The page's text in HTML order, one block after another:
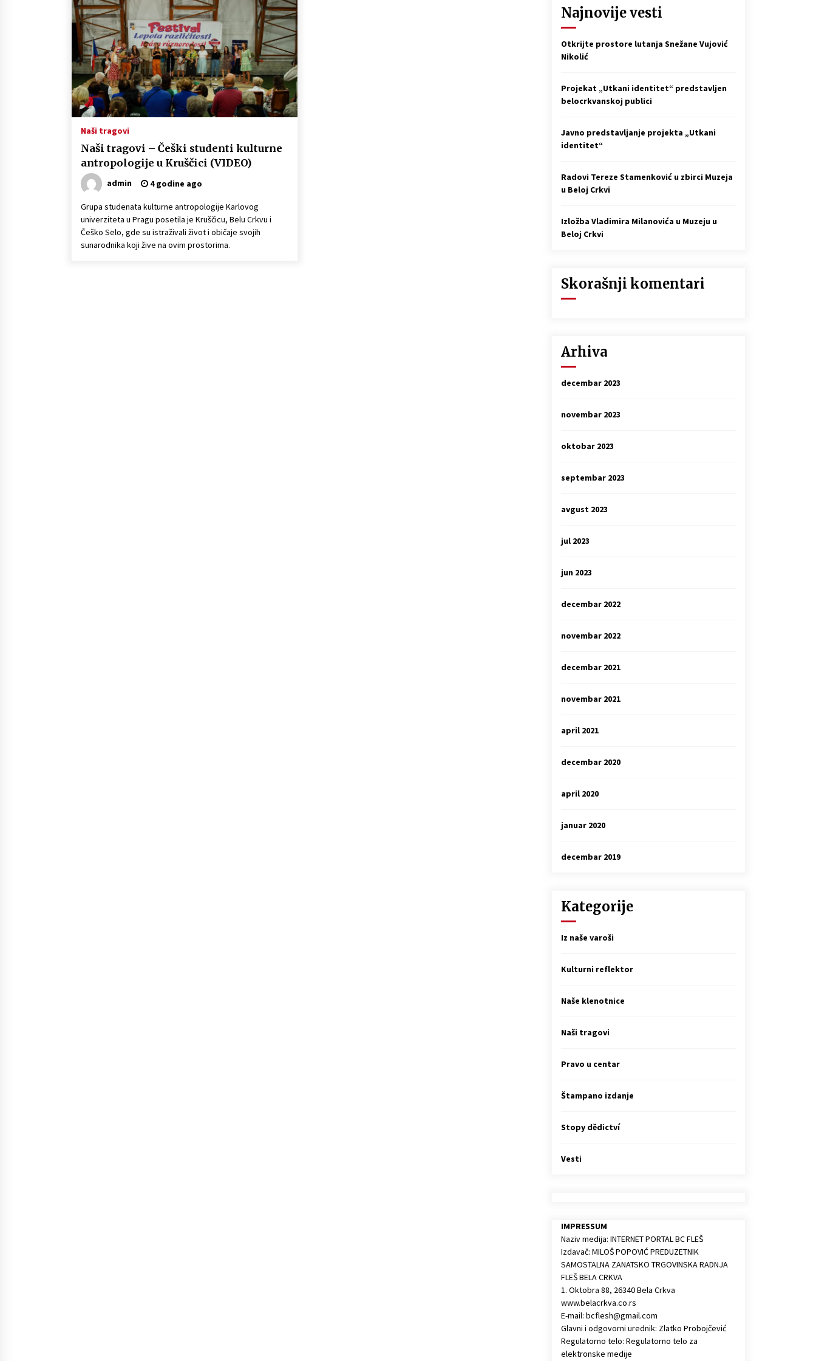
Naši tragovi – Raskošne nošnje i
narodne igre na festivalu u Kruščici
(VIDEO)
4 godine ago
Češke besede Kruščica (VIDEO)
Naši tragovi
Naši tragovi – Češki studenti kulturne
antropologije u Kruščici (VIDEO)
admin 4 godine ago
Grupa studenata kulturne antropologije Karlovog
univerziteta u Pragu posetila je Kruščicu, Belu Crkvu i
Češko Selo, gde su istraživali život i običaje svojih
sunarodnika koji žive na ovim prostorima.
Najnovije vesti
Otkrijte prostore lutanja Snežane Vujović
Nikolić
Projekat „Utkani identitet“ predstavljen
belocrkvanskoj publici
Javno predstavljanje projekta „Utkani
identitet“
Radovi Tereze Stamenković u zbirci Muzeja
u Beloj Crkvi
Izložba Vladimira Milanovića u Muzeju u
Beloj Crkvi
Skorašnji komentari
Arhiva
decembar 2023
novembar 2023
oktobar 2023
septembar 2023
avgust 2023
jul 2023
jun 2023
decembar 2022
novembar 2022
decembar 2021
novembar 2021
april 2021
decembar 2020
april 2020
januar 2020
decembar 2019
Kategorije
Iz naše varoši
Kulturni reflektor
Naše klenotnice
Naši tragovi
Pravo u centar
Štampano izdanje
Stopy dědictví
Vesti
IMPRESSUM
Naziv medija: INTERNET PORTAL BC FLEŠ
Izdavač: MILOŠ POPOVIĆ PREDUZETNIK
SAMOSTALNA ZANATSKO TRGOVINSKA RADNJA
FLEŠ BELA CRKVA
1. Oktobra 88, 26340 Bela Crkva
www.belacrkva.co.rs
E-mail: bcflesh@gmail.com
Glavni i odgovorni urednik: Zlatko Probojčević
Regulatorno telo: Regulatorno telo za
elektronske medije